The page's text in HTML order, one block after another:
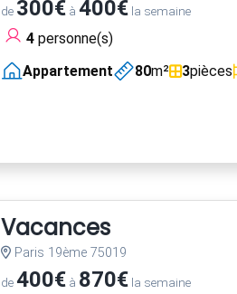
de 300€à 400€la semaine
4personne(s)
Appartement
80m² 3pièces
Vacances
Paris 19ème 75019
de400€à 870€la semaine